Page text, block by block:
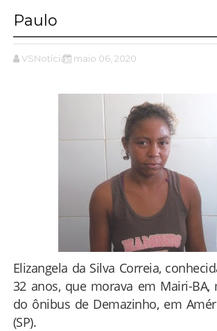
Paulo
VSNotícias maio 06, 2020
Elizangela da Silva Correia,
32 anos, que morava em Mairi-
do ônibus de Demazinho, em
(SP).